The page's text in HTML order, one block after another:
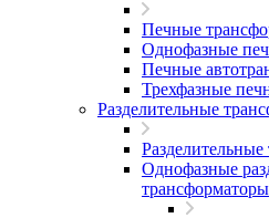
Печные
Однофазные
Печные
Трехфазные
Разделительные
Однофазные
трансформаторы